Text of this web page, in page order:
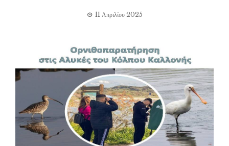
11 Απριλίου 2025